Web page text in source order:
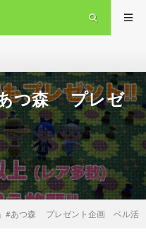
つ森 プレゼ
」#あつ森 プレゼント企画 ベル活